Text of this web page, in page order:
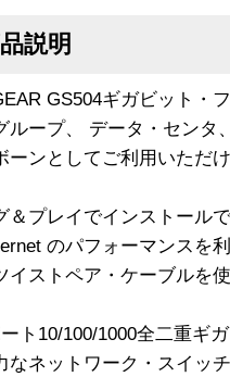
説明
GS504ギガビット・
ループ、 データ・センタ
ーンとしてご利用いただ
＆プレイでインストール
のパフォーマンスを
イストペア・ケーブルを
ート10/100/1000全二重ギ
なネットワーク・スイッチ